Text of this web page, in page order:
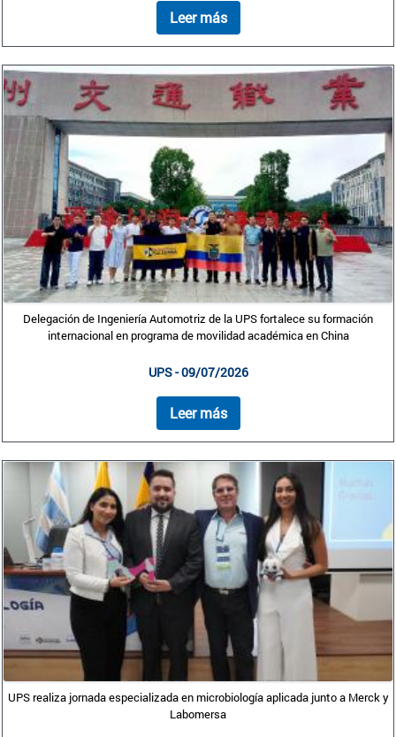
Leer más
Delegación de Ingeniería Automotriz de la UPS fortalece su formación
internacional en programa de movilidad académica en China
UPS - 09/07/2026
Leer más
UPS realiza jornada especializada en microbiología aplicada junto a Merck y
Labomersa